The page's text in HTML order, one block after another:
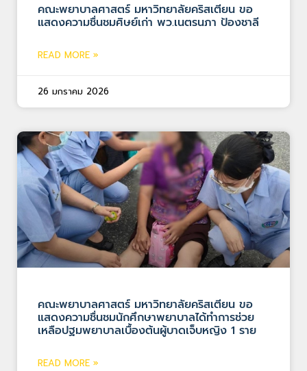
คณะพยาบาลศาสตร์ มหาวิทยาลัยคริสเตียน ขอ
แสดงความชื่นชมศิษย์เก่า พว.เนตรนภา ป้องชาลี
READ MORE »
26 มกราคม 2026
คณะพยาบาลศาสตร์ มหาวิทยาลัยคริสเตียน ขอ
แสดงความชื่นชมนักศึกษาพยาบาลได้ทำการช่วย
เหลือปฐมพยาบาลเบื้องต้นผู้บาดเจ็บหญิง 1 ราย
READ MORE »